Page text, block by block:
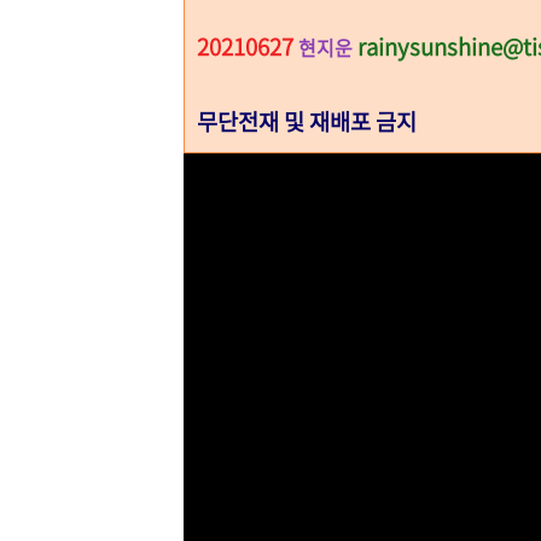
20210627 현지운
무단전재 및 재배포 금지